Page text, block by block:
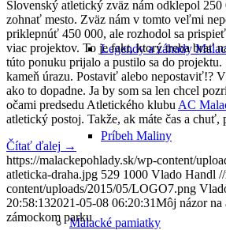
Legendy a záhady
Príbeh Maliny
Malacké pamiatky
Slovenský atletický zväz nám odklepol 250
zohnať mesto. Zväz nám v tomto veľmi
priklepnúť 450 000, ale rozhodol sa
viac projektov. To je fakt, ktorý treba brať
túto ponuku prijalo a pustilo sa do projektu.
kameň úrazu. Postaviť alebo nepostaviť!?
ako to dopadne. Ja by som sa len chcel
očami predsedu Atletického klubu AC
atletický postoj. Takže, ak máte čas a chuť,
Čítať ďalej →
https://malackepohlady.sk/wp-content/
atleticka-draha.jpg 529 1000 Vlado Handl
content/uploads/2015/05/LOGO7.png
20:58:132021-05-08 06:20:31Môj názor na
zámockom parku